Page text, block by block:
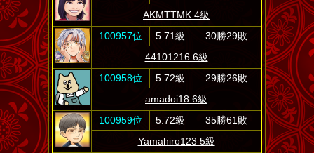
AKMTTMK 4級
100957位
5.71級
30勝29敗
44101216 6級
100958位
5.72級
29勝26敗
amadoi18 6級
100959位
5.72級
35勝61敗
Yamahiro123 5級